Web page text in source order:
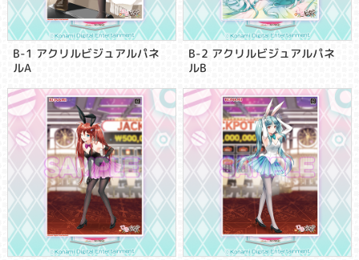
B-1 アクリルビジュアルパネ
ルA
B-2 アクリルビジュアルパネ
ルB